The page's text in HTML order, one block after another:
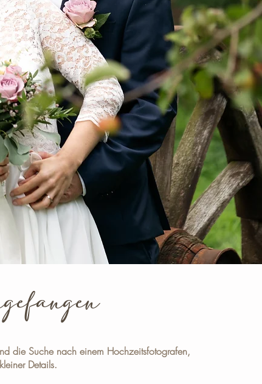
die Suche nach einem Hochzeitsfotografen,
Details.